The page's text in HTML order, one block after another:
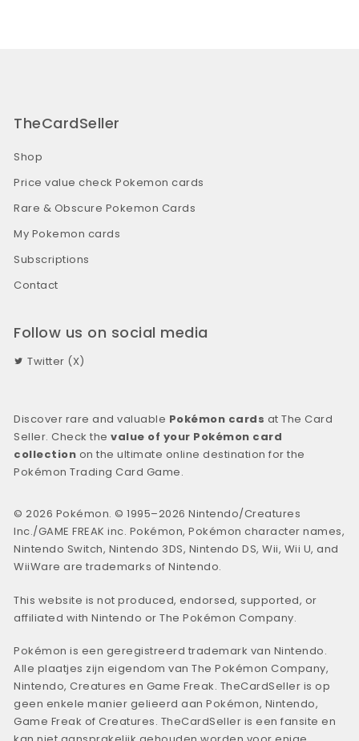
TheCardSeller
Shop
Price value check Pokemon cards
Rare & Obscure Pokemon Cards
My Pokemon cards
Subscriptions
Contact
Follow us on social media
Twitter (X)
Discover rare and valuable Pokémon cards at The Card
Seller. Check thevalue of your Pokémon card
collection on the ultimate online destination for the
Pokémon Trading Card Game.
© 2026 Pokémon. © 1995–2026 Nintendo/Creatures
Inc./GAME FREAK inc. Pokémon, Pokémon character names,
Nintendo Switch, Nintendo 3DS, Nintendo DS, Wii, Wii U, and
WiiWare are trademarks of Nintendo.
This website is not produced, endorsed, supported, or
affiliated with Nintendo or The Pokémon Company.
Pokémon is een geregistreerd trademark van Nintendo.
Alle plaatjes zijn eigendom van The Pokémon Company,
Nintendo, Creatures en Game Freak. TheCardSeller is op
geen enkele manier gelieerd aan Pokémon, Nintendo,
Game Freak of Creatures. TheCardSeller is een fansite en